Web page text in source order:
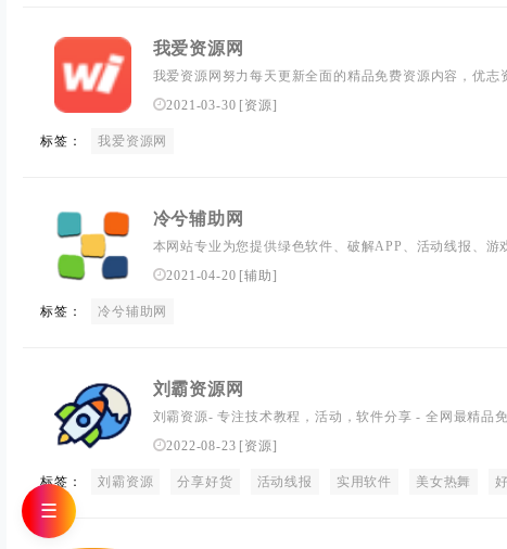
我爱资源网
我爱资源网努力每天更新全面的精品免费资源内容，优志
业的网络技术的资源分享平台,来我爱让我们的生活更加精
2021-03-30 [资源]
标签： 我爱资源网
冷兮辅助网
本网站专业为您提供绿色软件、破解APP、活动线报、游
包等!想要了解更多冷兮辅助网，我爱辅助网,游戏辅助网,
2021-04-20 [辅助]
标签： 冷兮辅助网
刘霸资源网
刘霸资源- 专注技术教程，活动，软件分享 - 全网最精品
2022-08-23 [资源]
标签： 刘霸资源 分享好货 活动线报 实用软件 美女热舞
☰